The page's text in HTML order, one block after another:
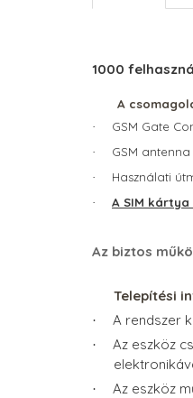
1000
A
· GSM Gate
· GSM antenna
· Használati
· A SIM
Az biztos
Telepítési
· A rendszer
·
Az eszköz
· Az eszköz